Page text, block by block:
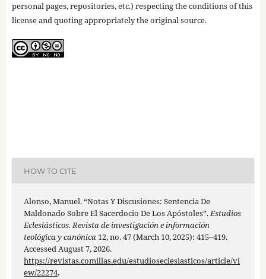
personal pages, repositories, etc.) respecting the conditions of this
license and quoting appropriately the original source.
HOW TO CITE
Alonso, Manuel. “Notas Y Discusiones: Sentencia De
Maldonado Sobre El Sacerdocio De Los Apóstoles”.Estudios
Eclesiásticos. Revista de investigación e información
teológica y canónica12, no. 47 (March 10, 2025): 415–419.
Accessed August 7, 2026.
https://revistas.comillas.edu/estudioseclesiasticos/article/vi
ew/22274.